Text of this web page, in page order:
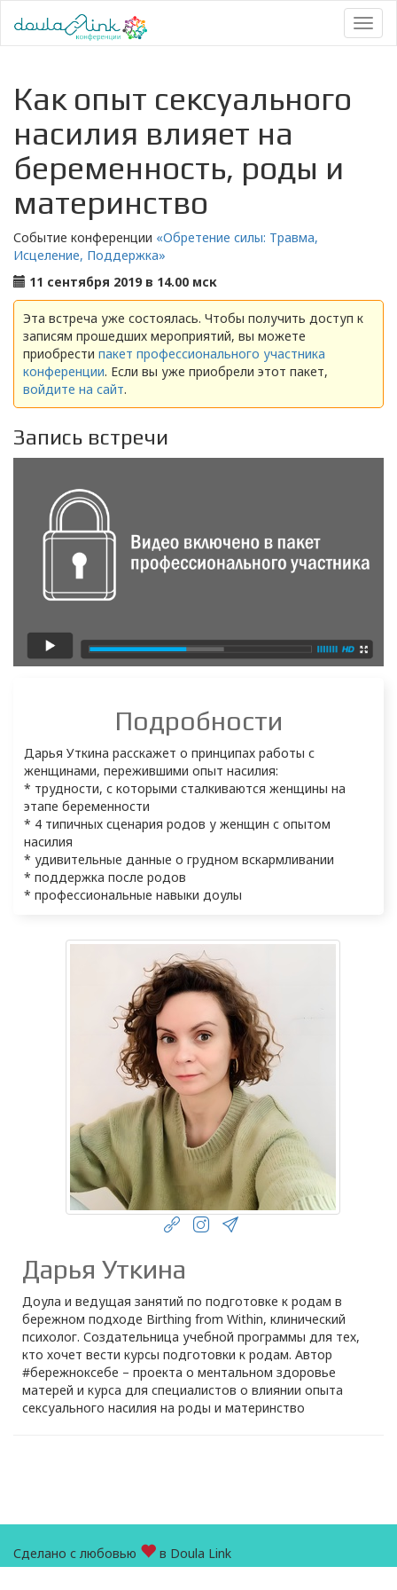
Как опыт сексуального
насилия влияет на
беременность, роды и
материнство
Событие конференции «Обретение силы: Травма,
Исцеление, Поддержка»
11 сентября 2019 в 14.00 мск
Эта встреча уже состоялась. Чтобы получить доступ к
записям прошедших мероприятий, вы можете
приобрести пакет профессионального участника
конференции. Если вы уже приобрели этот пакет,
войдите на сайт.
Запись встречи
Подробности
Дарья Уткина расскажет о принципах работы с
женщинами, пережившими опыт насилия:
* трудности, с которыми сталкиваются женщины на
этапе беременности
* 4 типичных сценария родов у женщин с опытом
насилия
* удивительные данные о грудном вскармливании
* поддержка после родов
* профессиональные навыки доулы
Дарья Уткина
Доула и ведущая занятий по подготовке к родам в
бережном подходе Birthing from Within, клинический
психолог. Создательница учебной программы для тех,
кто хочет вести курсы подготовки к родам. Автор
#бережноксебе – проекта о ментальном здоровье
матерей и курса для специалистов о влиянии опыта
сексуального насилия на роды и материнство
Сделано с любовью в Doula Link